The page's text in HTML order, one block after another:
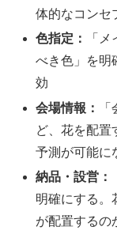
体的なコンセ
色指定：
「
べき色」を明
効
会場情報：
ど、花を配置
予測が可能に
納品・設営：
明確にする。
が配置するの